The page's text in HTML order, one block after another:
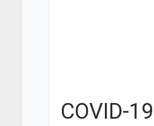
COVID-